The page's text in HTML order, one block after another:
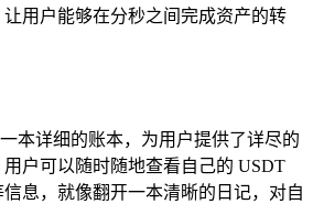
用户能够在分秒之间完成资产的转
本详细的账本，为用户提供了详尽的
户可以随时随地查看自己的 USDT
息，就像翻开一本清晰的日记，对自